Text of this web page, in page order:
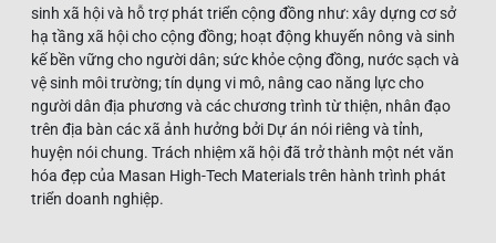
sinh xã hội và hỗ trợ phát triển cộng đồng như: xây dựng cơ sở
hạ tầng xã hội cho cộng đồng; hoạt động khuyến nông và sinh
kế bền vững cho người dân; sức khỏe cộng đồng, nước sạch và
vệ sinh môi trường; tín dụng vi mô, nâng cao năng lực cho
người dân địa phương và các chương trình từ thiện, nhân đạo
trên địa bàn các xã ảnh hưởng bởi Dự án nói riêng và tỉnh,
huyện nói chung. Trách nhiệm xã hội đã trở thành một nét văn
hóa đẹp của Masan High-Tech Materials trên hành trình phát
triển doanh nghiệp.